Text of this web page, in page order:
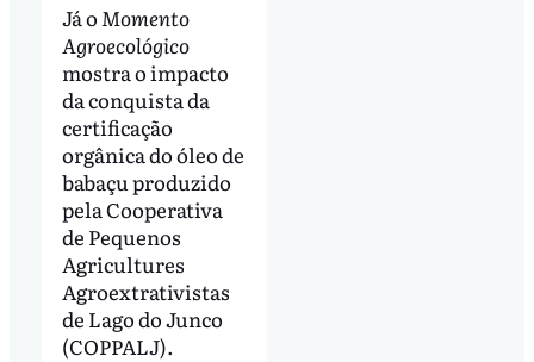
Já o Momento
Agroecológico
mostra o impacto
da conquista da
certificação
orgânica do óleo de
babaçu produzido
pela Cooperativa
de Pequenos
Agricultures
Agroextrativistas
de Lago do Junco
(COPPALJ).